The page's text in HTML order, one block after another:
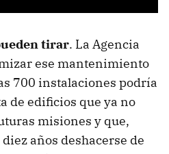
tirar. La Agencia
ese mantenimiento
700 instalaciones podría
de edificios que ya no
misiones y que,
años deshacerse de